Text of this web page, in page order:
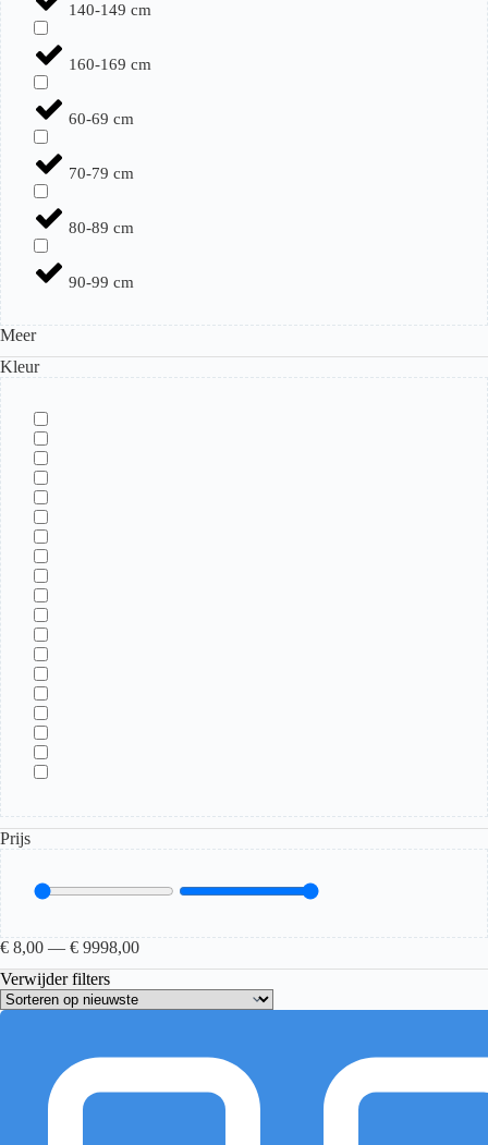
140-149 cm
160-169 cm
60-69 cm
70-79 cm
80-89 cm
90-99 cm
Meer
Kleur
Prijs
€ 8,00 — € 9998,00
Verwijder filters